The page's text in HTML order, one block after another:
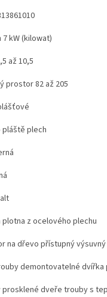
kW (kilowat)
až 10,5
prostor 82 až 205
pláště plech
z ocelového plechu
na dřevo přístupný
demontovatelné dvířka
dveře trouby s